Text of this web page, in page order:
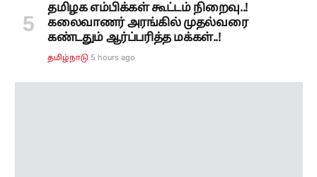
தமிழக எம்பிக்கள் கூட்டம் நிறைவு..!
கலைவாணர் அரங்கில் முதல்வரை
கண்டதும் ஆர்ப்பரித்த மக்கள்..!
தமிழ்நாடு 5 hours ago